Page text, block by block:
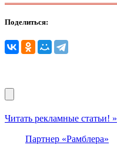
Поделиться:
Читать рекламные статьи! »
Партнер «Рамблера»